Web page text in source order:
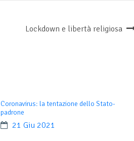
Lockdown e libertà religiosa
Coronavirus: la tentazione dello Stato-
padrone
21 Giu 2021